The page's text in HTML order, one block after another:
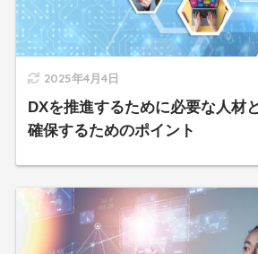
2025年4月4日
DXを推進するために必要な人材
確保するためのポイント